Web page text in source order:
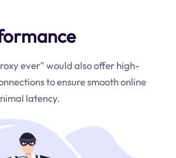
ever" would also offer high-
to ensure smooth online
latency.